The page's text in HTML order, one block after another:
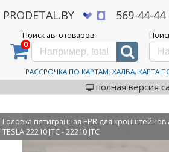
PRODETAL.BY 569-44-44
Поиск автотоваров:
0
РАССРОЧКА ПО КАРТАМ: ХАЛВА, КАРТА
полная версия
Дискаунтер автозапчастей PRODETAL.BY > Новости,
Новости, статьи и обзоры
Головка пятигранная EPR для
TESLA 22210 JTC - 22210 JTC